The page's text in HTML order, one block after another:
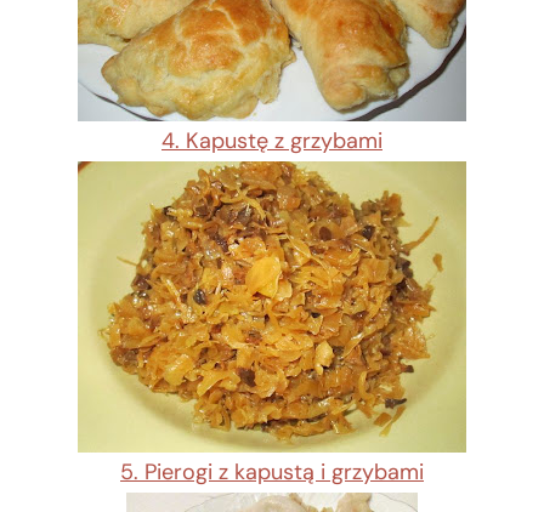
4. Kapustę z grzybami
5. Pierogi z kapustą i grzybami